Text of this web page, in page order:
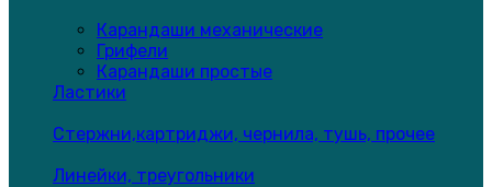
Карандаши механические
Грифели
Карандаши простые
Ластики
Стержни,картриджи, чернила, тушь, прочее
Линейки, треугольники